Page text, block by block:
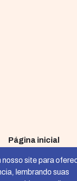
Página inicial
e Condições de
de Privacidade
nosso site para
lembrando suas